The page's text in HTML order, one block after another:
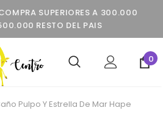
SUPERIORES A 300.000
RESTO DEL PAIS
0
Pulpo Y Estrella De Mar Hape